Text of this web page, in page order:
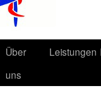
Über
uns
Leistungen